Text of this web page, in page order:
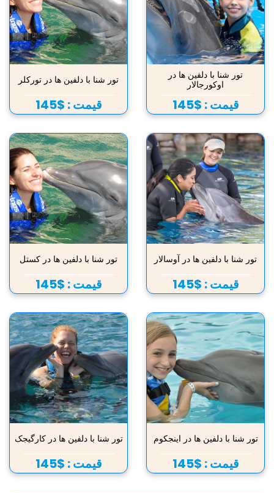
تور شنا با دلفین ها در
اوکورجالار
قیمت : $145
تور شنا با دلفین ها در تورکلر
قیمت : $145
تور شنا با دلفین ها در آوسالار
قیمت : $145
تور شنا با دلفین ها در کستل
قیمت : $145
تور شنا با دلفین ها در اینجکوم
قیمت : $145
تور شنا با دلفین ها در کارگیجک
قیمت : $145